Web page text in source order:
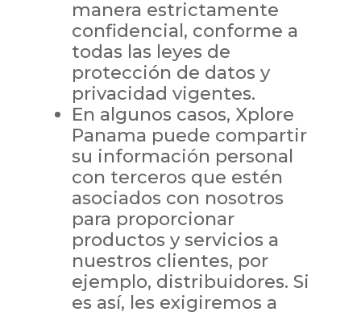
manera estrictamente
confidencial, conforme a
todas las leyes de
protección de datos y
privacidad vigentes.
En algunos casos, Xplore
Panama puede compartir
su información personal
con terceros que estén
asociados con nosotros
para proporcionar
productos y servicios a
nuestros clientes, por
ejemplo, distribuidores. Si
es así, les exigiremos a